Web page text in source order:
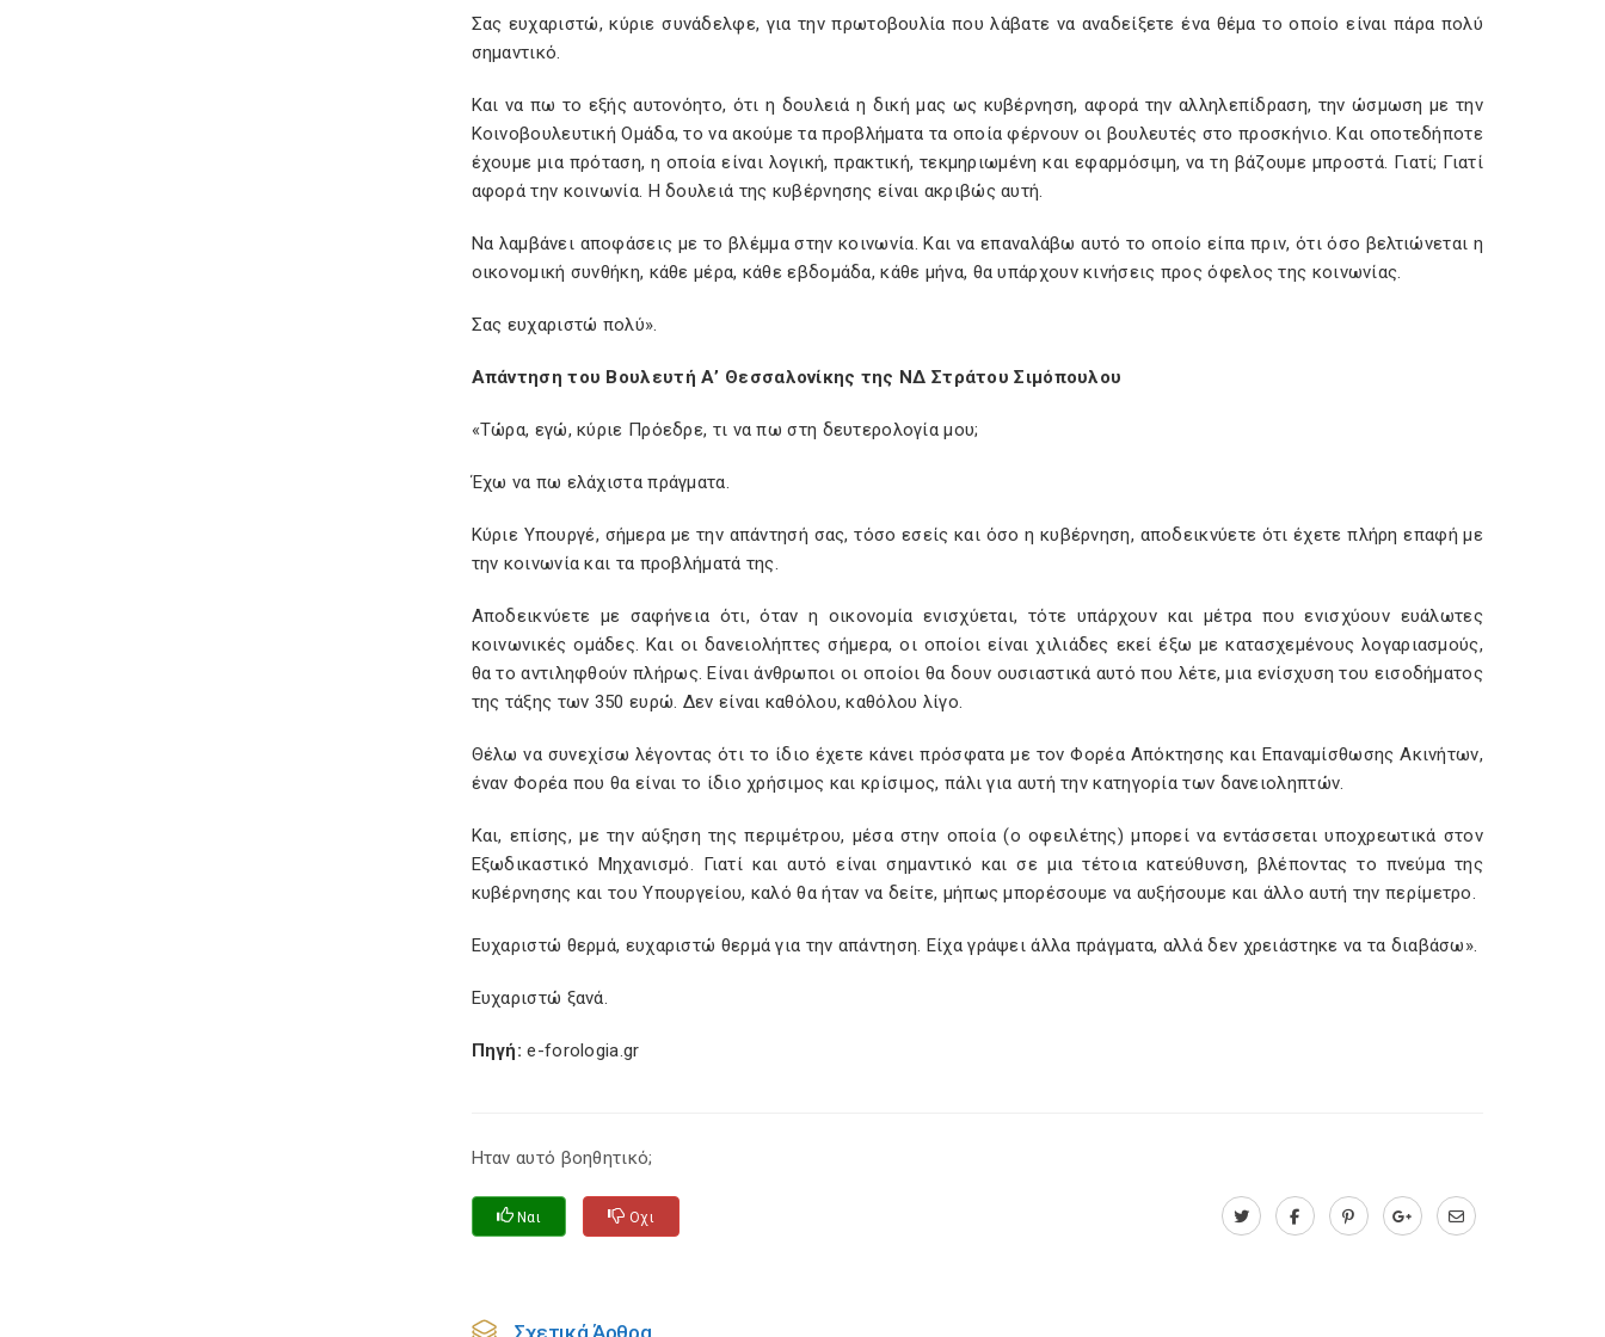
Σας ευχαριστώ, κύριε συνάδελφε, για την πρωτοβουλία που λάβατε να αναδείξετε ένα θέμα το οποίο είναι πάρα πολύ
σημαντικό.
Και να πω το εξής αυτονόητο, ότι η δουλειά η δική μας ως κυβέρνηση, αφορά την αλληλεπίδραση, την ώσμωση με την
Κοινοβουλευτική Ομάδα, το να ακούμε τα προβλήματα τα οποία φέρνουν οι βουλευτές στο προσκήνιο. Και οποτεδήποτε
έχουμε μια πρόταση, η οποία είναι λογική, πρακτική, τεκμηριωμένη και εφαρμόσιμη, να τη βάζουμε μπροστά. Γιατί; Γιατί
αφορά την κοινωνία. Η δουλειά της κυβέρνησης είναι ακριβώς αυτή.
Να λαμβάνει αποφάσεις με το βλέμμα στην κοινωνία. Και να επαναλάβω αυτό το οποίο είπα πριν, ότι όσο βελτιώνεται η
οικονομική συνθήκη, κάθε μέρα, κάθε εβδομάδα, κάθε μήνα, θα υπάρχουν κινήσεις προς όφελος της κοινωνίας.
Σας ευχαριστώ πολύ».
Απάντηση του Βουλευτή Α’ Θεσσαλονίκης της ΝΔ Στράτου Σιμόπουλου
«Τώρα, εγώ, κύριε Πρόεδρε, τι να πω στη δευτερολογία μου;
Έχω να πω ελάχιστα πράγματα.
Κύριε Υπουργέ, σήμερα με την απάντησή σας, τόσο εσείς και όσο η κυβέρνηση, αποδεικνύετε ότι έχετε πλήρη επαφή με
την κοινωνία και τα προβλήματά της.
Αποδεικνύετε με σαφήνεια ότι, όταν η οικονομία ενισχύεται, τότε υπάρχουν και μέτρα που ενισχύουν ευάλωτες
κοινωνικές ομάδες. Και οι δανειολήπτες σήμερα, οι οποίοι είναι χιλιάδες εκεί έξω με κατασχεμένους λογαριασμούς,
θα το αντιληφθούν πλήρως. Είναι άνθρωποι οι οποίοι θα δουν ουσιαστικά αυτό που λέτε, μια ενίσχυση του εισοδήματος
της τάξης των 350 ευρώ. Δεν είναι καθόλου, καθόλου λίγο.
Θέλω να συνεχίσω λέγοντας ότι το ίδιο έχετε κάνει πρόσφατα με τον Φορέα Απόκτησης και Επαναμίσθωσης Ακινήτων,
έναν Φορέα που θα είναι το ίδιο χρήσιμος και κρίσιμος, πάλι για αυτή την κατηγορία των δανειοληπτών.
Και, επίσης, με την αύξηση της περιμέτρου, μέσα στην οποία (ο οφειλέτης) μπορεί να εντάσσεται υποχρεωτικά στον
Εξωδικαστικό Μηχανισμό. Γιατί και αυτό είναι σημαντικό και σε μια τέτοια κατεύθυνση, βλέποντας το πνεύμα της
κυβέρνησης και του Υπουργείου, καλό θα ήταν να δείτε, μήπως μπορέσουμε να αυξήσουμε και άλλο αυτή την περίμετρο.
Ευχαριστώ θερμά, ευχαριστώ θερμά για την απάντηση. Είχα γράψει άλλα πράγματα, αλλά δεν χρειάστηκε να τα διαβάσω».
Ευχαριστώ ξανά.
Πηγή: e-forologia.gr
Ηταν αυτό βοηθητικό;
Ναι Οχι
Σχετικά Άρθρα